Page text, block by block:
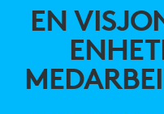
BEDRE
EN